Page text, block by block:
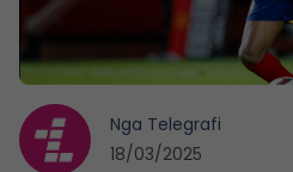
Nga Telegrafi
18/03/2025